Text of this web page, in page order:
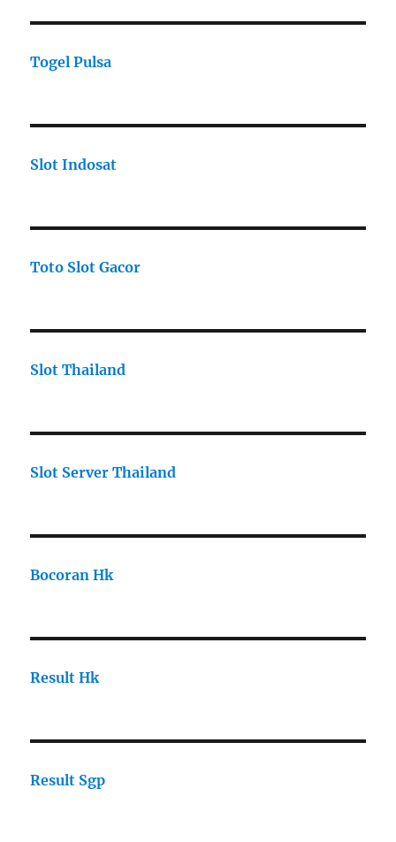
Togel Pulsa
Slot Indosat
Toto Slot Gacor
Slot Thailand
Slot Server Thailand
Bocoran Hk
Result Hk
Result Sgp